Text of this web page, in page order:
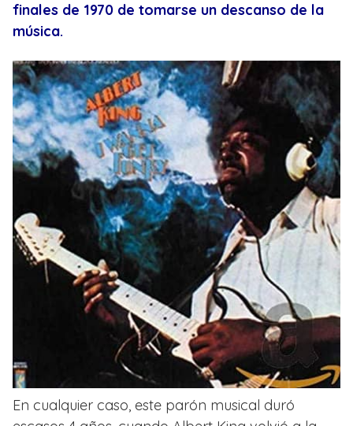
finales de 1970 de tomarse un descanso de la
música.
En cualquier caso, este parón musical duró